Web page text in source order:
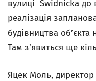
вулиці Świdnicka до
реалізація
будівництва
Там з’явиться ще
Яцек Моль, директор